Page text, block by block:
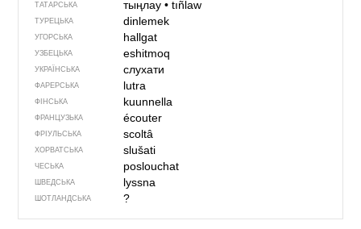
ТАТАРСЬКА тыңлау• tıñlaw
ТУРЕЦЬКА dinlemek
УГОРСЬКА hallgat
УЗБЕЦЬКА eshitmoq
УКРАЇНСЬКА слухати
ФАРЕРСЬКА lutra
ФІНСЬКА kuunnella
ФРАНЦУЗЬКА écouter
ФРІУЛЬСЬКА scoltâ
ХОРВАТСЬКА slušati
ЧЕСЬКА poslouchat
ШВЕДСЬКА lyssna
ШОТЛАНДСЬКА ?